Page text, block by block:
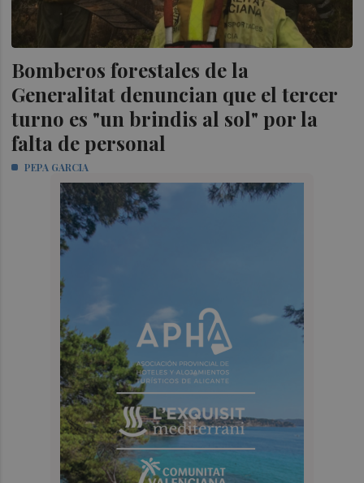
Bomberos forestales de la
Generalitat denuncian que el tercer
turno es "un brindis al sol" por la
falta de personal
PEPA GARCIA